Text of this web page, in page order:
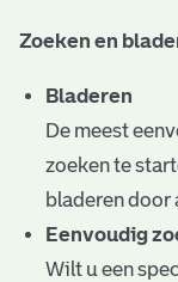
c
e
Zoeken en
Bladeren
De meest
zoeken te
bladeren door
Eenvoudig
Wilt u een